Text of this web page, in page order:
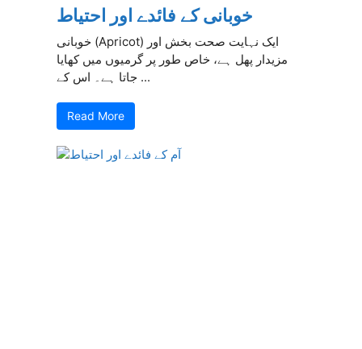
خوبانی کے فائدے اور احتیاط
خوبانی (Apricot) ایک نہایت صحت بخش اور
مزیدار پھل ہے، خاص طور پر گرمیوں میں کھایا
جاتا ہے۔ اس کے ...
Read More